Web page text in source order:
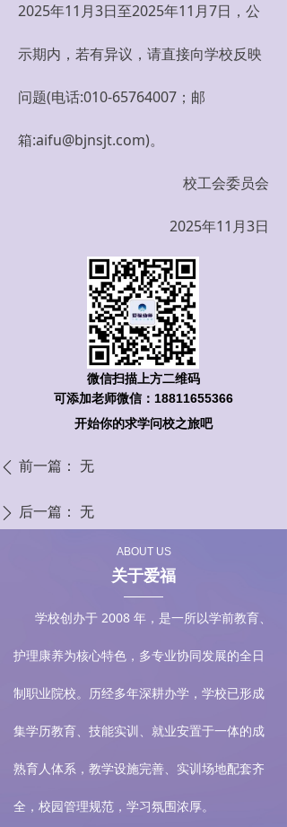
2025年11月3日至2025年11月7日，公
示期内，若有异议，请直接向学校反映
问题(电话:010-65764007；邮
箱:aifu@bjnsjt.com)。
校工会委员会
2025年11月3日
ꄴ 前一篇： 无
ꄲ 后一篇： 无
微信扫描上方二维码
可添加老师微信：18811655366
开始你的求学问校之旅吧
学校创办于 2008 年，是一所以学前教育、
护理康养为核心特色，多专业协同发展的全日
制职业院校。历经多年深耕办学，学校已形成
集学历教育、技能实训、就业安置于一体的成
熟育人体系，教学设施完善、实训场地配套齐
全，校园管理规范，学习氛围浓厚。
ABOUT US
关于爱福